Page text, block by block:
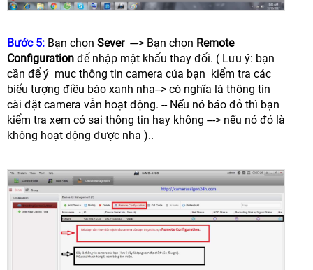
Bước 5: Bạn chọn Sever ---> Bạn chọn Remote
Configuration để nhập mật khẩu thay đổi. ( Lưu ý: bạn
cần để ý muc thông tin camera của bạn kiểm tra các
biểu tượng điều báo xanh nha--> có nghĩa là thông tin
cài đặt camera vẫn hoạt động. -- Nếu nó báo đỏ thì bạn
kiểm tra xem có sai thông tin hay không ---> nếu nó đỏ là
không hoạt dộng được nha )..